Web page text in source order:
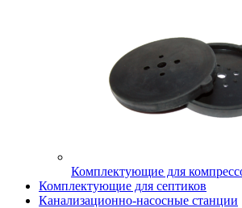
Комплектующие для
Комплектующие для септиков
Канализационно-насосные станции